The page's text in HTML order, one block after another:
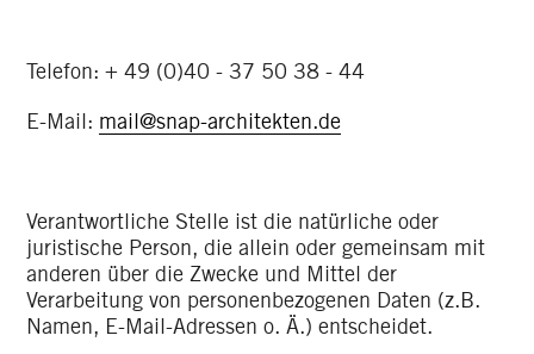
Telefon: + 49 (0)40 - 37 50 38 - 44
E-Mail: mail@snap-architekten.de
Verantwortliche Stelle ist die natürliche oder
juristische Person, die allein oder gemeinsam mit
anderen über die Zwecke und Mittel der
Verarbeitung von personenbezogenen Daten (z.B.
Namen, E-Mail-Adressen o. Ä.) entscheidet.